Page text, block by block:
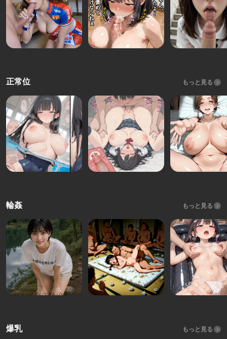
正常位 もっと見る
輪姦 もっと見る
爆乳 もっと見る